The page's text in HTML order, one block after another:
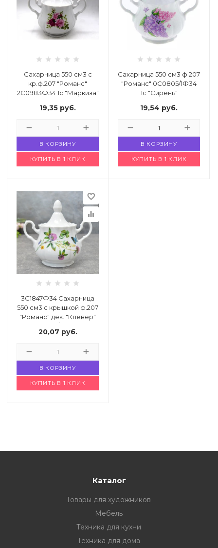
Сахарница 550 см3 с
кр.ф.207 "Романс"
2С0983Ф34 1с "Маркиза"
19,35 руб.
В КОРЗИНУ
КУПИТЬ В 1 КЛИК
Сахарница 550 см3 ф.207
"Романс" 0С0805/1Ф34
1с "Сирень"
19,54 руб.
В КОРЗИНУ
КУПИТЬ В 1 КЛИК
favorite_border
equalizer
3С1847Ф34 Сахарница
550 см3 с крышкой ф.207
"Романс" дек. "Клевер"
Код: 4884552
20,07 руб.
В КОРЗИНУ
КУПИТЬ В 1 КЛИК
Каталог
Товары для художников
Мебель
Техника для кухни
Техника для дома